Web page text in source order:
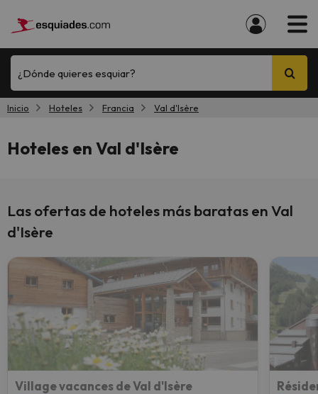
¿Dónde quieres esquiar?
Inicio Hoteles Francia Val d'Isère
Hoteles en Val d'Isère
Las ofertas de hoteles más baratas en Val
d'Isère
Village vacances de Val d'Isère